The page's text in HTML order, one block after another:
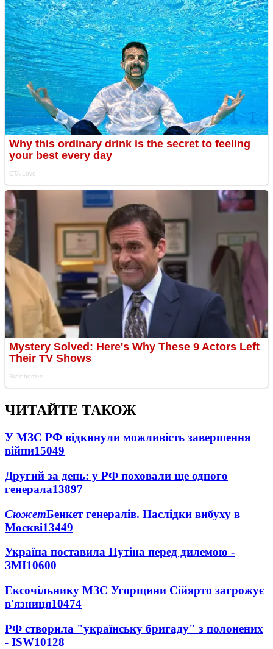
ЧИТАЙТЕ ТАКОЖ
У МЗС РФ відкинули можливість завершення
війни15049
Другий за день: у РФ поховали ще одного
генерала13897
СюжетБенкет генералів. Наслідки вибуху в
Москві13449
Україна поставила Путіна перед дилемою -
ЗМІ10600
Ексочільнику МЗС Угорщини Сійярто загрожує
в'язниця10474
РФ створила "українську бригаду" з полонених
- ISW10128